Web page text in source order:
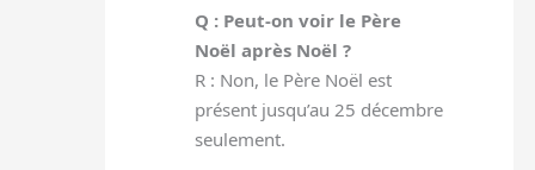
Q : Peut-on voir le Père
Noël après Noël ?
R : Non, le Père Noël est
présent jusqu’au 25 décembre
seulement.